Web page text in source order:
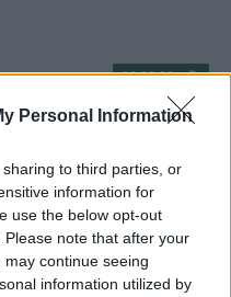
Personal Information
to third parties, or
information for
use the below opt-out
note that after your
continue seeing
information utilized by
00:22:28